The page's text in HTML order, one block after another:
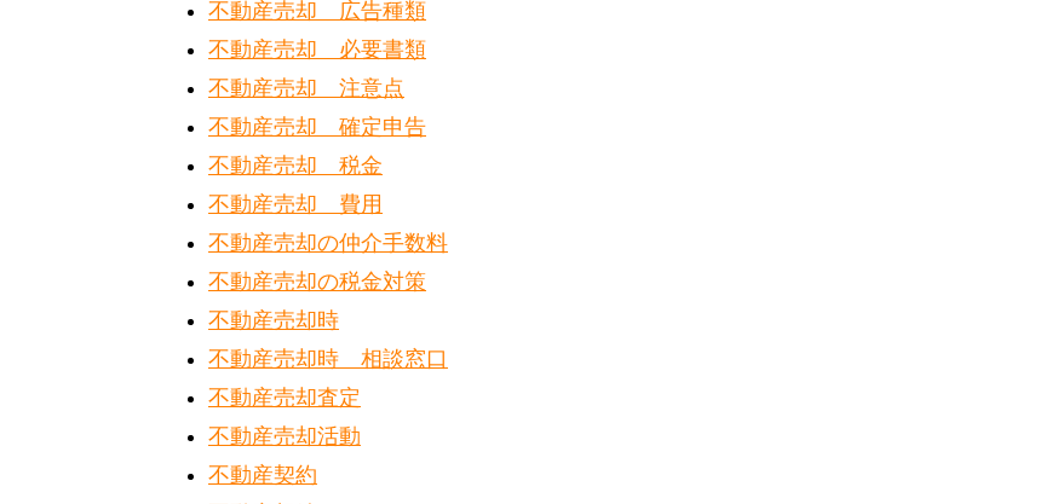
不動産売却 広告種類
不動産売却 必要書類
不動産売却 注意点
不動産売却 確定申告
不動産売却 税金
不動産売却 費用
不動産売却の仲介手数料
不動産売却の税金対策
不動産売却時
不動産売却時 相談窓口
不動産売却査定
不動産売却活動
不動産契約